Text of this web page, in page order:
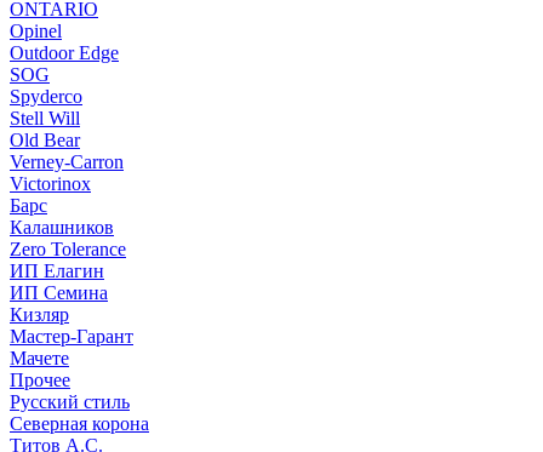
ONTARIO
Opinel
Outdoor Edge
SOG
Spyderco
Stell Will
Old Bear
Verney-Carron
Victorinox
Барс
Калашников
Zero Tolerance
ИП Елагин
ИП Семина
Кизляр
Мастер-Гарант
Мачете
Прочее
Русский стиль
Северная корона
Титов А.С.